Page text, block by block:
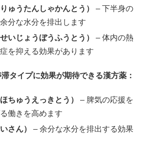
ゅうたんしゃかんとう）
– 下半身の
分な水分を排出します
いじょうぼうふうとう）
– 体内の熱
を抑える効果があります
タイプに効果が期待できる漢方薬：
ちゅうえっきとう）
– 脾気の応援を
働きを高めます
さん）
– 余分な水分を排出する効果